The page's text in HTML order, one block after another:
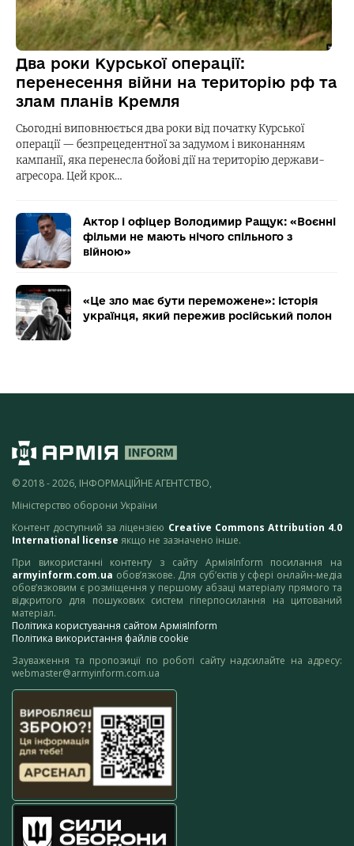
Два роки Курської операції:
перенесення війни на територію рф та
злам планів Кремля
Сьогодні виповнюється два роки від початку Курської
операції — безпрецедентної за задумом і виконанням
кампанії, яка перенесла бойові дії на територію держави-
агресора. Цей крок…
Актор і офіцер Володимир Ращук: «Воєнні
фільми не мають нічого спільного з
війною»
«Це зло має бути переможене»: історія
українця, який пережив російський полон
© 2018 - 2026, ІНФОРМАЦІЙНЕ АГЕНТСТВО,
Міністерство оборони України
Контент доступний за ліцензією Creative Commons Attribution 4.0
International license якщо не зазначено інше.
При використанні контенту з сайту АрміяInform посилання на
armyinform.com.ua обов’язкове. Для суб’єктів у сфері онлайн-медіа
обов’язковим є розміщення у першому абзаці матеріалу прямого та
відкритого для пошукових систем гіперпосилання на цитований
матеріал.
Політика користування сайтом АрміяInform
Політика використання файлів cookie
Зауваження та пропозиції по роботі сайту надсилайте на адресу:
webmaster@armyinform.com.ua